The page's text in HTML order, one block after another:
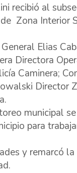
recibió al
Zona Interior
Elias
Directora
Caminera;
Director
municipal
para
y remarcó